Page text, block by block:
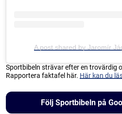
A post shared by Jaromír
Sportbibeln strävar efter en trovärdig
Rapportera faktafel här. Här kan du
Följ Sportbibeln på